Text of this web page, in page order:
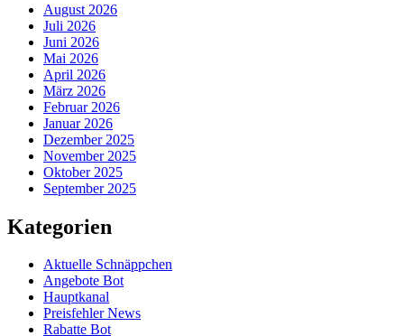
August 2026
Juli 2026
Juni 2026
Mai 2026
April 2026
März 2026
Februar 2026
Januar 2026
Dezember 2025
November 2025
Oktober 2025
September 2025
Kategorien
Aktuelle Schnäppchen
Angebote Bot
Hauptkanal
Preisfehler News
Rabatte Bot